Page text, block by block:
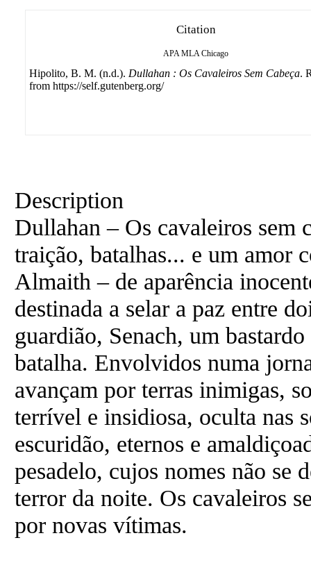
Citation
APA MLA Chicago
Hipolito, B. M. (n.d.). Dullahan : Os Cavaleiros Sem Cabeça.
from https://self.gutenberg.org/
Description
Dullahan – Os cavaleiros sem
traição, batalhas... e um amor
Almaith – de aparência
destinada a selar a paz entre
guardião, Senach, um
batalha. Envolvidos numa
avançam por terras inimigas,
terrível e insidiosa, oculta nas
escuridão, eternos e
pesadelo, cujos nomes não se
terror da noite. Os cavaleiros
por novas vítimas.